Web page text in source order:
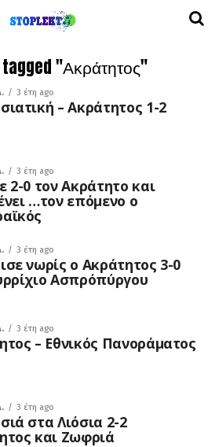
"Ακράτητος"
3 έτη ago
– Ακράτητος 1-2
3 έτη ago
2-0 τον Ακράτητο και
…τον επόμενο ο
3 έτη ago
νωρίς ο Ακράτητος 3-0
Ασπρόπύργου
3 έτη ago
– Εθνικός Πανοράματος
3 έτη ago
στα Λιόσια 2-2
και Ζωφριά